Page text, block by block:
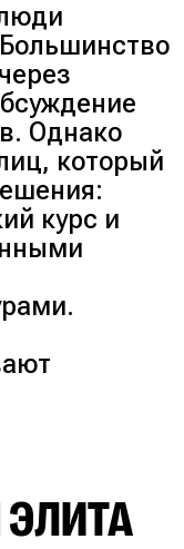
Однако
который
курс и